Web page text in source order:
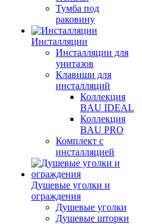
Тумба под
раковину
Инсталляции
Инсталляции для
унитазов
Клавиши для
инсталляций
Коллекция
BAU IDEAL
Коллекция
BAU PRO
Комплект с
инсталляцией
Душевые уголки и
ограждения
Душевые уголки
Душевые шторки